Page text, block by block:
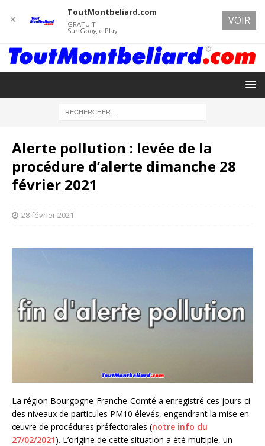
Alerte pollution : levée de la
procédure d’alerte dimanche 28
février 2021
28 février 2021
La région Bourgogne-Franche-Comté a enregistré ces jours-ci
des niveaux de particules PM10 élevés, engendrant la mise en
œuvre de procédures préfectorales (notre info du
27/02/2021). L’origine de cette situation a été multiple, un
✕
ToutMontbeliard.com
GRATUIT
Sur Google Play
VOIR